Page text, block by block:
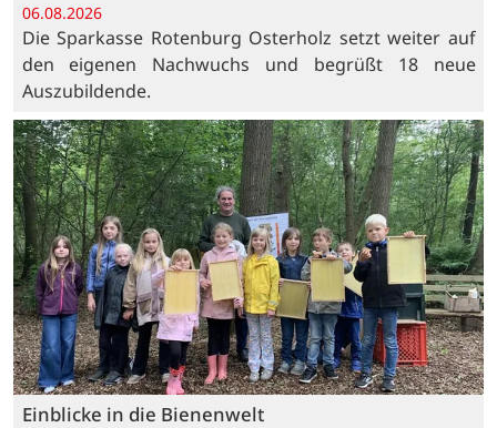
06.08.2026
Die Sparkasse Rotenburg Osterholz setzt weiter auf
den eigenen Nachwuchs und begrüßt 18 neue
Auszubildende.
Einblicke in die Bienenwelt